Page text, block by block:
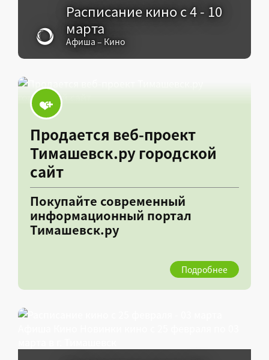
Расписание кино с 4 - 10
марта
Афиша – Кино
Продается веб-проект
Тимашевск.ру городской
сайт
Покупайте современный
информационный портал
Тимашевск.ру
Подробнее